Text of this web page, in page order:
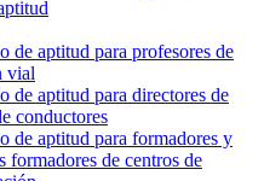
de aptitud para profesores de
vial
de aptitud para directores de
conductores
de aptitud para formadores y
formadores de centros de